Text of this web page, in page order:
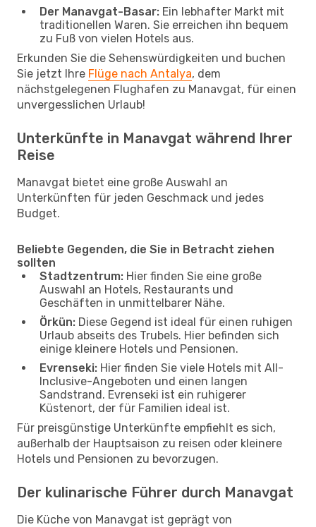
Der Manavgat-Basar: Ein lebhafter Markt mit
traditionellen Waren. Sie erreichen ihn bequem
zu Fuß von vielen Hotels aus.
Erkunden Sie die Sehenswürdigkeiten und buchen
Sie jetzt Ihre Flüge nach Antalya, dem
nächstgelegenen Flughafen zu Manavgat, für einen
unvergesslichen Urlaub!
Unterkünfte in Manavgat während Ihrer
Reise
Manavgat bietet eine große Auswahl an
Unterkünften für jeden Geschmack und jedes
Budget.
Beliebte Gegenden, die Sie in Betracht ziehen
sollten
Stadtzentrum: Hier finden Sie eine große
Auswahl an Hotels, Restaurants und
Geschäften in unmittelbarer Nähe.
Örkün: Diese Gegend ist ideal für einen ruhigen
Urlaub abseits des Trubels. Hier befinden sich
einige kleinere Hotels und Pensionen.
Evrenseki: Hier finden Sie viele Hotels mit All-
Inclusive-Angeboten und einen langen
Sandstrand. Evrenseki ist ein ruhigerer
Küstenort, der für Familien ideal ist.
Für preisgünstige Unterkünfte empfiehlt es sich,
außerhalb der Hauptsaison zu reisen oder kleinere
Hotels und Pensionen zu bevorzugen.
Der kulinarische Führer durch Manavgat
Die Küche von Manavgat ist geprägt von